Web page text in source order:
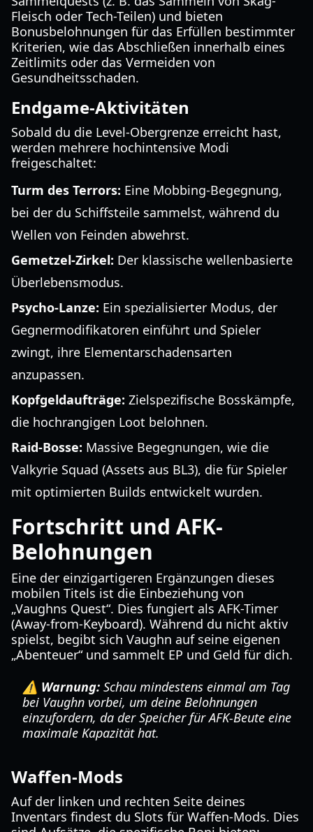
Fleisch oder Tech-Teilen) und bieten
Bonusbelohnungen für das Erfüllen bestimmter
Kriterien, wie das Abschließen innerhalb eines
Zeitlimits oder das Vermeiden von
Gesundheitsschaden.
Endgame-Aktivitäten
Sobald du die Level-Obergrenze erreicht hast,
werden mehrere hochintensive Modi
freigeschaltet:
Turm des Terrors: Eine Mobbing-Begegnung,
bei der du Schiffsteile sammelst, während du
Wellen von Feinden abwehrst.
Gemetzel-Zirkel: Der klassische wellenbasierte
Überlebensmodus.
Psycho-Lanze: Ein spezialisierter Modus, der
Gegnermodifikatoren einführt und Spieler
zwingt, ihre Elementarschadensarten
anzupassen.
Kopfgeldaufträge: Zielspezifische Bosskämpfe,
die hochrangigen Loot belohnen.
Raid-Bosse: Massive Begegnungen, wie die
Valkyrie Squad (Assets aus BL3), die für Spieler
mit optimierten Builds entwickelt wurden.
Fortschritt und AFK-
Belohnungen
Eine der einzigartigeren Ergänzungen dieses
mobilen Titels ist die Einbeziehung von
„Vaughns Quest“. Dies fungiert als AFK-Timer
(Away-from-Keyboard). Während du nicht aktiv
spielst, begibt sich Vaughn auf seine eigenen
„Abenteuer“ und sammelt EP und Geld für dich.
⚠️ Warnung: Schau mindestens einmal am Tag
bei Vaughn vorbei, um deine Belohnungen
einzufordern, da der Speicher für AFK-Beute eine
maximale Kapazität hat.
Waffen-Mods
Auf der linken und rechten Seite deines
Inventars findest du Slots für Waffen-Mods. Dies